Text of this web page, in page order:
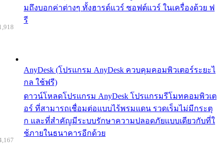
มถึงบอกค่าต่างๆ ทั้งฮารด์แวร์ ซอฟต์แวร์ ในเครื่องด้วย ฟ
รี
AnyDesk (โปรแกรม AnyDesk ควบคุมคอมพิวเตอร์ระยะไ
กล ใช้ฟรี)
ดาวน์โหลดโปรแกรม AnyDesk โปรแกรมรีโมทคอมพิวเต
อร์ ที่สามารถเชื่อมต่อแบบไร้พรมแดน รวดเร็มไม่มีกระตุ
ก และที่สำคัญมีระบบรักษาความปลอดภัยแบบเดียวกับที่ใ
ช้ภายในธนาคารอีกด้วย